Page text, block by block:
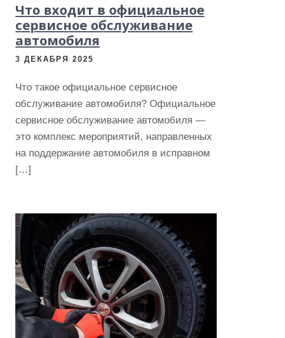
Что входит в официальное
сервисное обслуживание
автомобиля
3 ДЕКАБРЯ 2025
Что такое официальное сервисное
обслуживание автомобиля? Официальное
сервисное обслуживание автомобиля —
это комплекс мероприятий, направленных
на поддержание автомобиля в исправном
[…]